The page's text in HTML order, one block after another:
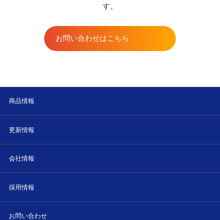
す。
お問い合わせはこちら
商品情報
更新情報
会社情報
採用情報
お問い合わせ